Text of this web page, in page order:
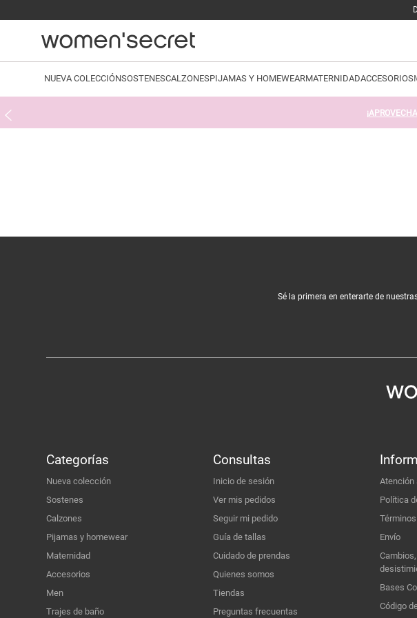
NUEVA COLECCIÓNSOSTENESCALZONESPIJAMAS Y HOMEWEARMATERNIDADACCESORIOS
Sé la primera en enterarte de
Categorías
Nueva colección
Sostenes
Calzones
Pijamas y homewear
Maternidad
Accesorios
Men
Trajes de baño
Consultas
Inicio de sesión
Ver mis pedidos
Seguir mi pedido
Guía de tallas
Cuidado de prendas
Quienes somos
Tiendas
Preguntas frecuentas
Atención
Política
Envío
Bases
Código